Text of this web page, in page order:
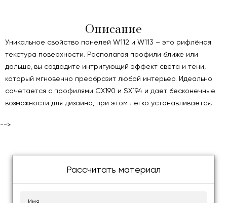
Описание
Уникальное свойство панелей W112 и W113 – это рифлёная
текстура поверхности. Располагая профили ближе или
дальше, вы создадите интригующий эффект света и тени,
который мгновенно преобразит любой интерьер. Идеально
сочетается с профилями CX190 и SX194 и дает бесконечные
возможности для дизайна, при этом легко устанавливается.
-->
Рассчитать материал